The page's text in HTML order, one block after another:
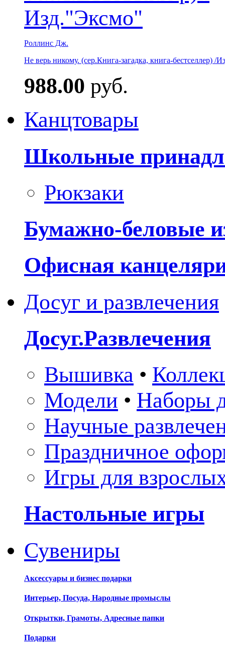
Роллинс Дж.
Не верь никому. (сер.Книга-загадка, книга-бестселлер) /
988.00 руб.
Канцтовары
Школьные
Рюкзаки
Бумажно-беловые
Офисная
Досуг и развлечения
Досуг.Развлечения
Вышивка •
Модели • Наборы
Научные
Праздничное
Игры для
Настольные игры
Сувениры
Аксессуары и бизнес подарки
Интерьер, Посуда, Народные промыслы
Открытки, Грамоты, Адресные папки
Подарки